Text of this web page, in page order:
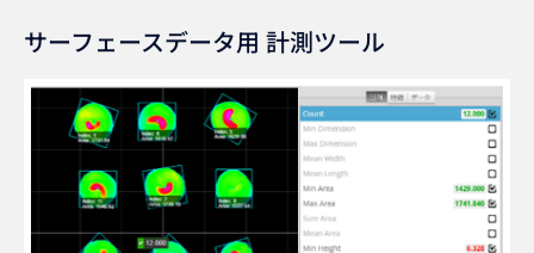
サーフェースデータ用 計測ツール